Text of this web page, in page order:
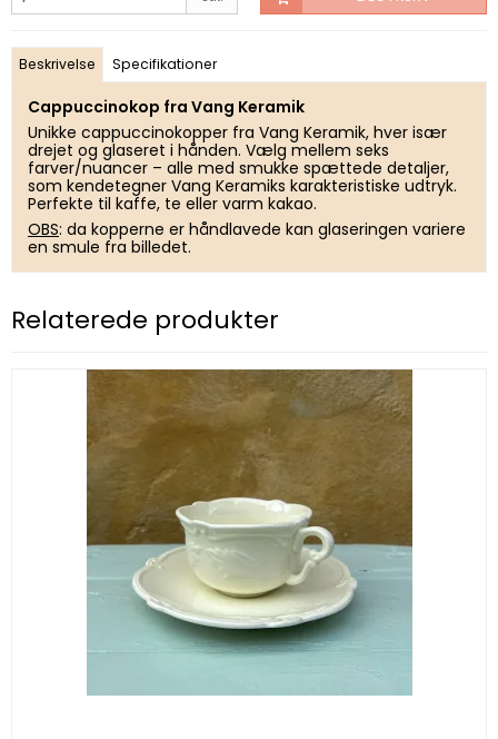
Beskrivelse Specifikationer
Cappuccinokop fra Vang Keramik
Unikke cappuccinokopper fra Vang Keramik, hver især
drejet og glaseret i hånden. Vælg mellem seks
farver/nuancer – alle med smukke spættede detaljer,
som kendetegner Vang Keramiks karakteristiske udtryk.
Perfekte til kaffe, te eller varm kakao.
OBS: da kopperne er håndlavede kan glaseringen variere
en smule fra billedet.
Relaterede produkter